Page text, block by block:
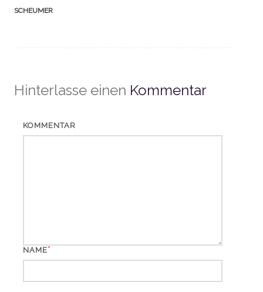
SCHEUMER
Hinterlasse einen Kommentar
KOMMENTAR
NAME*